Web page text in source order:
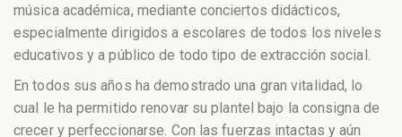
música académica, mediante conciertos didácticos,
especialmente dirigidos a escolares de todos los niveles
educativos y a público de todo tipo de extracción social.
En todos sus años ha demostrado una gran vitalidad, lo
cual le ha permitido renovar su plantel bajo la consigna de
crecer y perfeccionarse. Con las fuerzas intactas y aún